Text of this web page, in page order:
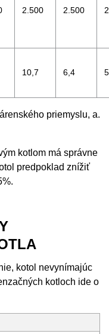
2.500 2.500
10,7 6,4
priemyslu, a.
kotlom má správne
predpoklad znížiť
kotol nevynímajúc
kotloch ide o